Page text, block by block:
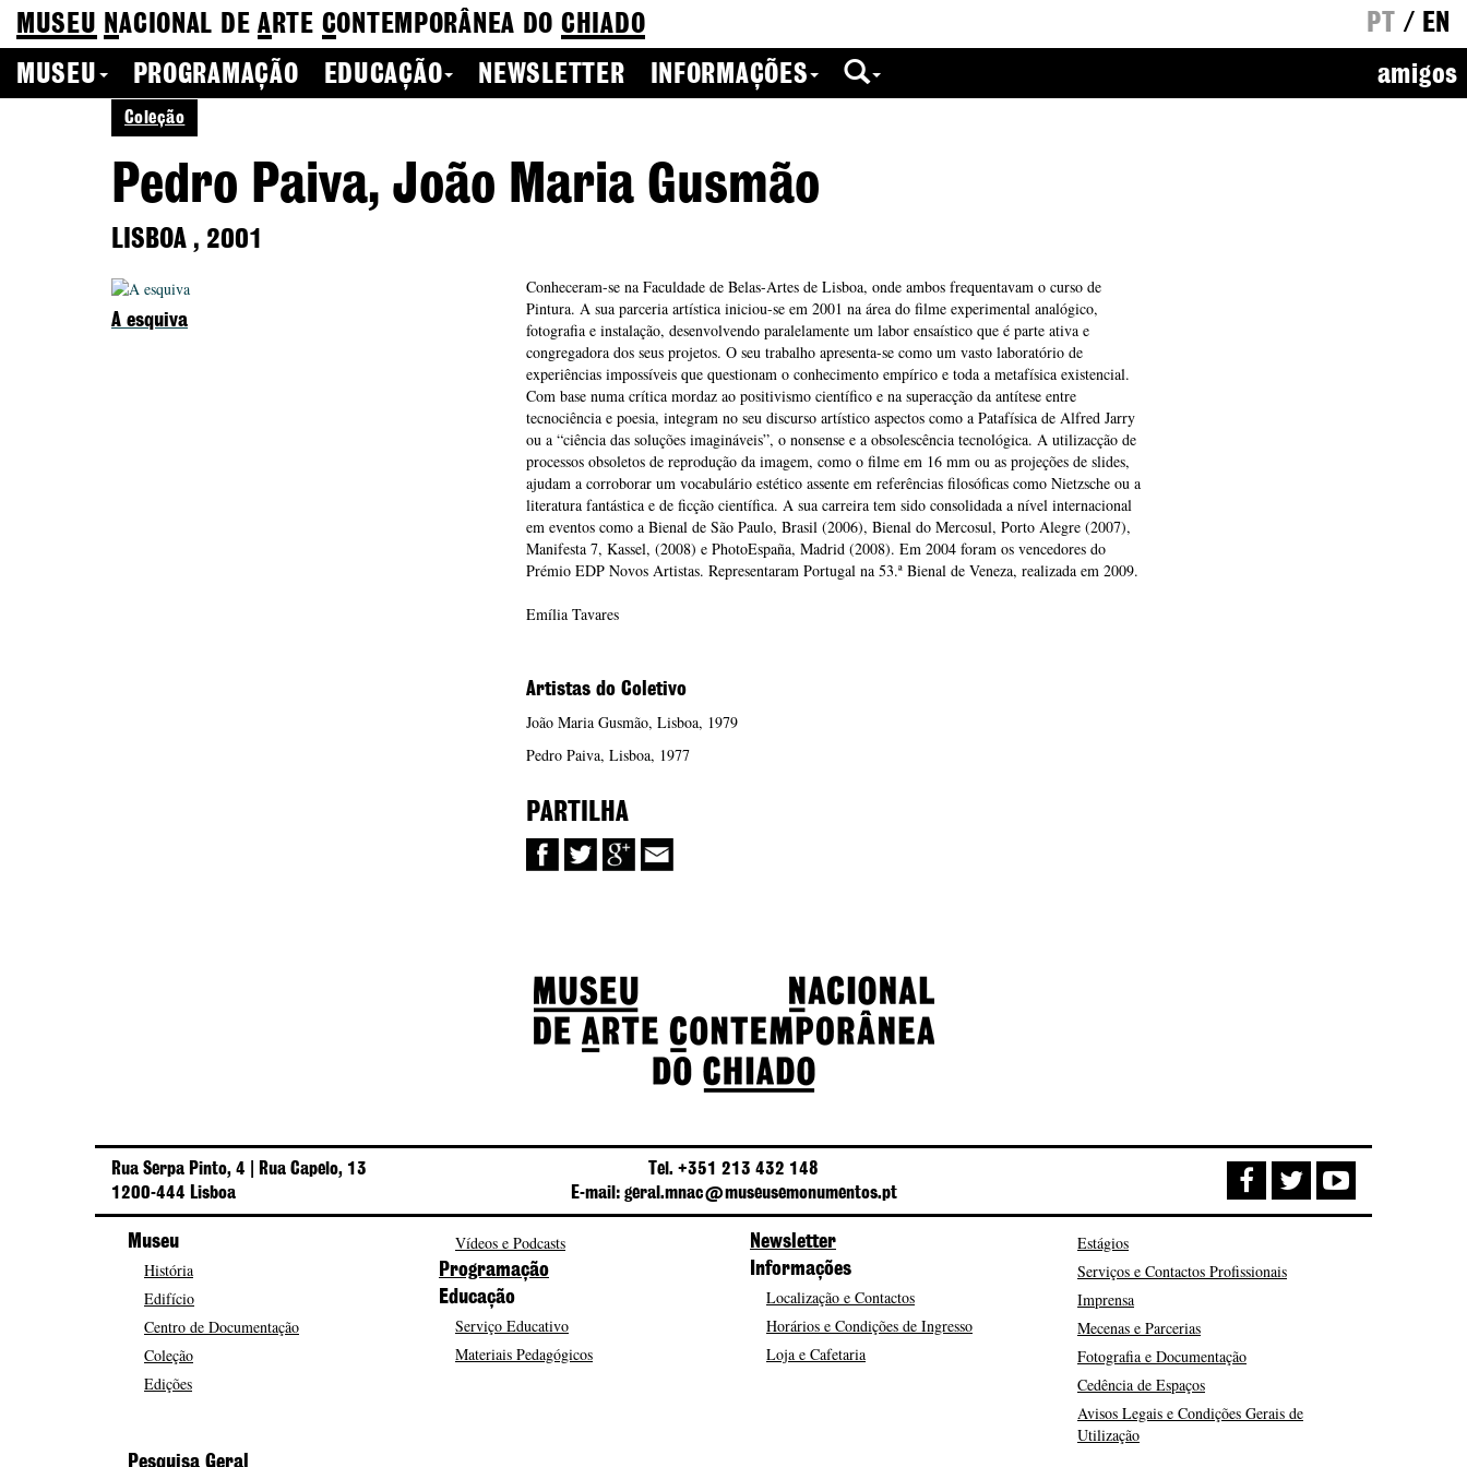
MUSEU NACIONAL DEA RTE CONTEMPORÂNEA DO CHIADO PT / EN
MUSEU
PROGRAMAÇÃO EDUCAÇÃO NEWSLETTER INFORMAÇÕES amigos
Coleção
Pedro Paiva, João Maria Gusmão
LISBOA , 2001
Conheceram-se na Faculdade de Belas-Artes de Lisboa, onde ambos frequentavam o curso de
Pintura. A sua parceria artística iniciou-se em 2001 na área do filme experimental analógico,
fotografia e instalação, desenvolvendo paralelamente um labor ensaístico que é parte ativa e
congregadora dos seus projetos. O seu trabalho apresenta-se como um vasto laboratório de
experiências impossíveis que questionam o conhecimento empírico e toda a metafísica existencial.
Com base numa crítica mordaz ao positivismo científico e na superacção da antítese entre
tecnociência e poesia, integram no seu discurso artístico aspectos como a Patafísica de Alfred Jarry
ou a “ciência das soluções imagináveis”, o nonsense e a obsolescência tecnológica. A utilizacção de
processos obsoletos de reprodução da imagem, como o filme em 16 mm ou as projeções de slides,
ajudam a corroborar um vocabulário estético assente em referências filosóficas como Nietzsche ou a
literatura fantástica e de ficção científica. A sua carreira tem sido consolidada a nível internacional
em eventos como a Bienal de São Paulo, Brasil (2006), Bienal do Mercosul, Porto Alegre (2007),
Manifesta 7, Kassel, (2008) e PhotoEspaña, Madrid (2008). Em 2004 foram os vencedores do
Prémio EDP Novos Artistas. Representaram Portugal na 53.ª Bienal de Veneza, realizada em 2009.
Emília Tavares
Artistas do Coletivo
João Maria Gusmão, Lisboa, 1979
Pedro Paiva, Lisboa, 1977
PARTILHA
A esquiva
Rua Serpa Pinto, 4 | Rua Capelo, 13
1200-444 Lisboa
Tel. +351 213 432 148
E-mail: geral.mnac@museusemonumentos.pt
Museu
História
Edifício
Centro de Documentação
Coleção
Edições
Vídeos e Podcasts
Programação
Educação
Serviço Educativo
Materiais Pedagógicos
Newsletter
Informações
Localização e Contactos
Horários e Condições de Ingresso
Loja e Cafetaria
Estágios
Serviços e Contactos Profissionais
Imprensa
Mecenas e Parcerias
Fotografia e Documentação
Cedência de Espaços
Avisos Legais e Condições Gerais de
Utilização
Pesquisa Geral